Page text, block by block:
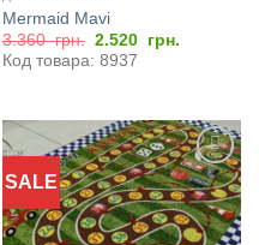
Mermaid Mavi
3.360грн. Оригінальна
ціна:
3.360
2.520 грн.Поточна
Код товара: 8937
SALE
Додати
до
обраного